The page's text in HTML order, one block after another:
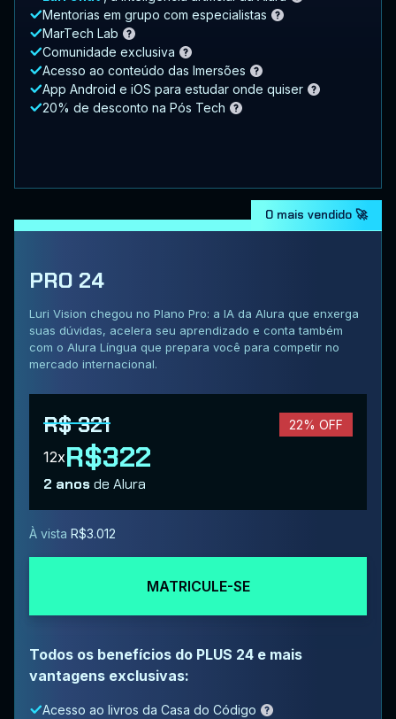
Mentorias em grupo com especialistas
MarTech Lab
Comunidade exclusiva
Acesso ao conteúdo das Imersões
App Android e iOS para estudar onde quiser
20% de desconto na Pós Tech
O mais vendido 🚀
PRO 24
Luri Vision chegou no Plano Pro: a IA da Alura que enxerga
suas dúvidas, acelera seu aprendizado e conta também
com o Alura Língua que prepara você para competir no
mercado internacional.
R$ 321 22% OFF
12xR$322
2 anosde Alura
À vista R$3.012
MATRICULE-SE
Todos os benefícios do PLUS 24 e mais
vantagens exclusivas:
Acesso ao livros da Casa do Código